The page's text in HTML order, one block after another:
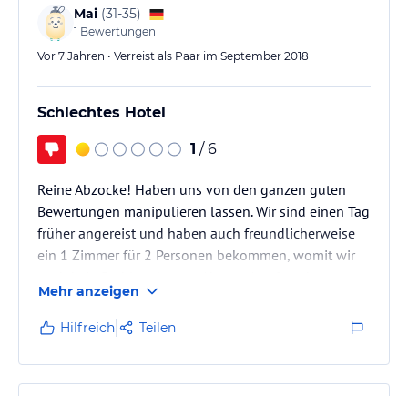
offen lässt. Soweit in anderen…
Mai (31-35)
1 Bewertungen
Vor 7 Jahren • Verreist als Paar im September 2018
Schlechtes Hotel
1 / 6
Reine Abzocke! Haben uns von den ganzen guten
Bewertungen manipulieren lassen. Wir sind einen Tag
früher angereist und haben auch freundlicherweise
ein 1 Zimmer für 2 Personen bekommen, womit wir
dreifachen Preis anzusetzen ist eine bodenlosen
Frechheit! Das Zimmer hat im Netz 69€ gekostet,
verlangt wurde 165€. Ich habe für das gleiche in den
besten Hotels übernachtet und nicht mal da habe ich
so viel gezahlt! Absolute Frechheit! Frühstück war
Mehr anzeigen
Hilfreich Teilen